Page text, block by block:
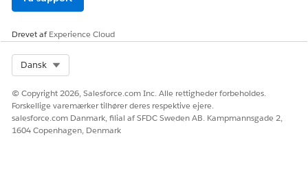
hvor bestemte priser og mængder er i kraft.
Ja Nej
Drevet afExperience Cloud
Dansk
© Copyright 2026, Salesforce.com Inc. Alle rettigheder forbeholdes.
Forskellige varemærker tilhører deres respektive ejere.
salesforce.com Danmark, filial af SFDC Sweden AB. Kampmannsgade 2,
1604 Copenhagen, Denmark